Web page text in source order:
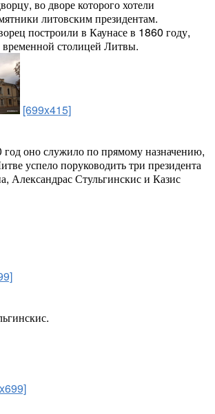
во дворе которого хотели
литовским президентам.
построили в Каунасе в 1860 году,
временной столицей Литвы.
[699x415]
оно служило по прямому назначению,
успело поруководить три президента
Александрас Стульгинскис и Казис